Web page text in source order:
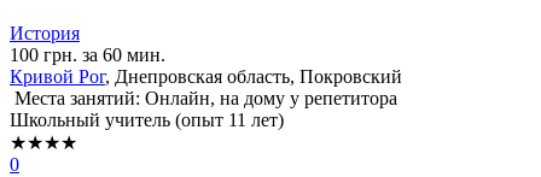
История
100 грн. за 60 мин.
Кривой Рог, Днепровская область, Покровский
Места занятий: Онлайн, на дому у репетитора
Школьный учитель (опыт 11 лет)
★★★★
0